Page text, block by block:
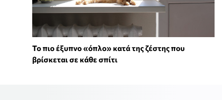
To πιο έξυπνο «όπλο» κατά της ζέστης που
βρίσκεται σε κάθε σπίτι